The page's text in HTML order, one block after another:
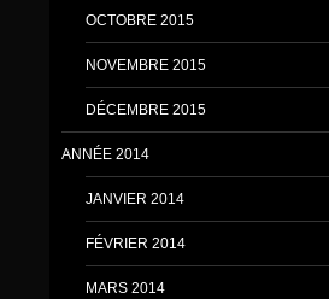
OCTOBRE 2015
NOVEMBRE 2015
DÉCEMBRE 2015
ANNÉE 2014
JANVIER 2014
FÉVRIER 2014
MARS 2014